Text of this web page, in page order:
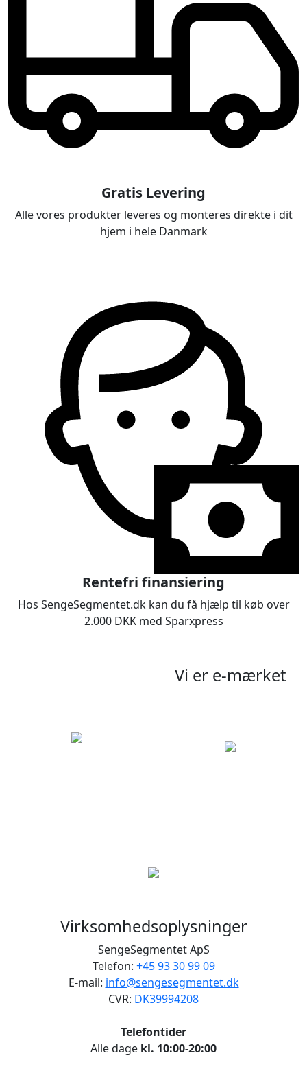
Gratis Levering
Alle vores produkter leveres og monteres direkte i dit
hjem i hele Danmark
Rentefri finansiering
Hos SengeSegmentet.dk kan du få hjælp til køb over
2.000 DKK med Sparxpress
Vi er e-mærket
Virksomhedsoplysninger
SengeSegmentet ApS
Telefon: +45 93 30 99 09
E-mail: info@sengesegmentet.dk
CVR: DK39994208
Telefontider
Alle dage kl. 10:00-20:00